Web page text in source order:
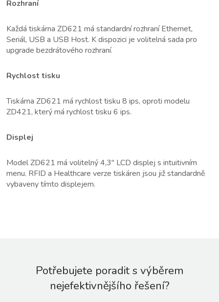
Rozhraní
Každá tiskárna ZD621 má standardní rozhraní Ethernet,
Seriál, USB a USB Host. K dispozici je volitelná sada pro
upgrade bezdrátového rozhraní.
Rychlost tisku
Tiskárna ZD621 má rychlost tisku 8 ips, oproti modelu
ZD421, který má rychlost tisku 6 ips.
Displej
Model ZD621 má volitelný 4,3″ LCD displej s intuitivním
menu. RFID a Healthcare verze tiskáren jsou již standardně
vybaveny tímto displejem.
Potřebujete poradit s výběrem
nejefektivnějšího řešení?